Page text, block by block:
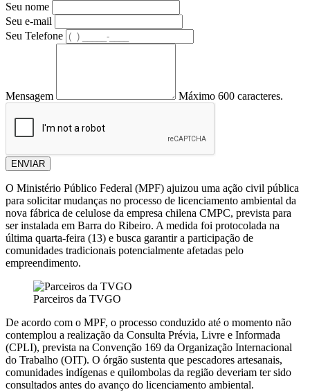
Seu nome
Seu e-mail
Seu Telefone
Mensagem Máximo 600 caracteres.
ENVIAR
O Ministério Público Federal (MPF) ajuizou uma ação civil pública
para solicitar mudanças no processo de licenciamento ambiental da
nova fábrica de celulose da empresa chilena CMPC, prevista para
ser instalada em Barra do Ribeiro. A medida foi protocolada na
última quarta-feira (13) e busca garantir a participação de
comunidades tradicionais potencialmente afetadas pelo
empreendimento.
Parceiros da TVGO
De acordo com o MPF, o processo conduzido até o momento não
contemplou a realização da Consulta Prévia, Livre e Informada
(CPLI), prevista na Convenção 169 da Organização Internacional
do Trabalho (OIT). O órgão sustenta que pescadores artesanais,
comunidades indígenas e quilombolas da região deveriam ter sido
consultados antes do avanço do licenciamento ambiental.